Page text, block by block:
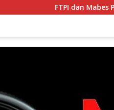
FTPI dan Mabes Polri Bahas